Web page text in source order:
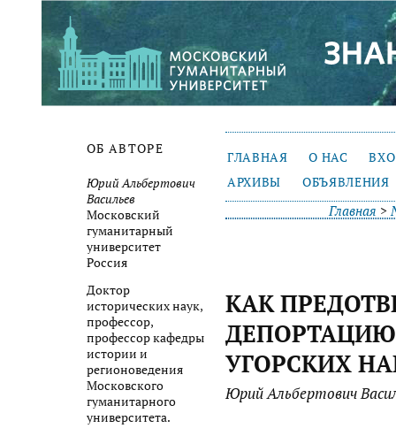
ОБ АВТОРЕ
Юрий Альбертович
Васильев
Московский
гуманитарный
университет
Россия
Доктор
исторических наук,
профессор,
профессор кафедры
истории и
регионоведения
Московского
гуманитарного
университета.
ГЛАВНАЯ О НАС
АРХИВЫ
ОБЪЯВЛЕНИЯ
Главная >
КАК
УГОРСКИХ
Юрий Альбертович